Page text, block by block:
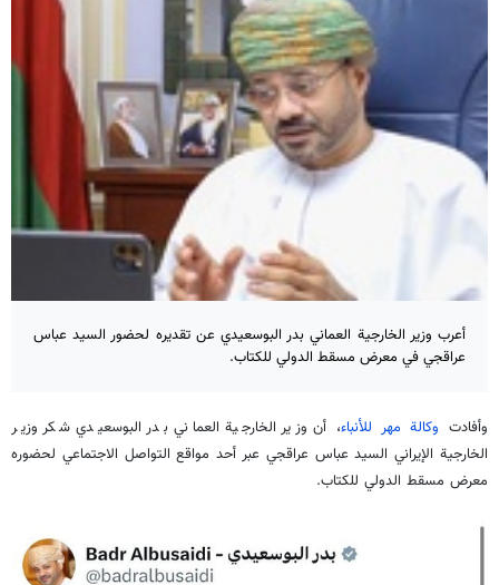
أعرب وزير الخارجية العماني بدر البوسعيدي عن تقديره لحضور السيد عباس
عراقجي في معرض مسقط الدولي للكتاب.
وأفادت وكالة مهر للأنباء، أن وزير الخارجية العماني بدر البوسعيدي شكر وزير
الخارجية الإيراني السيد عباس عراقجي عبر أحد مواقع التواصل الاجتماعي لحضوره
معرض مسقط الدولي للكتاب.